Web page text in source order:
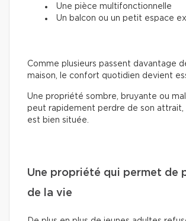
Une pièce multifonctionnelle
Un balcon ou un petit espace
Comme plusieurs passent davantage
maison, le confort quotidien devient
Une propriété sombre, bruyante ou
peut rapidement perdre de son attrait,
est bien située.
Une propriété qui permet de
de la vie